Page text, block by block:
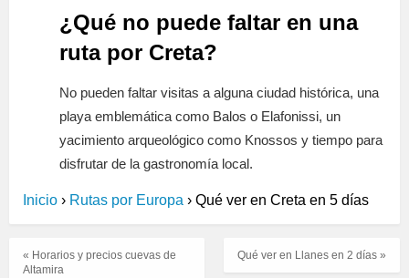
¿Qué no puede faltar en una
ruta por Creta?
No pueden faltar visitas a alguna ciudad histórica, una
playa emblemática como Balos o Elafonissi, un
yacimiento arqueológico como Knossos y tiempo para
disfrutar de la gastronomía local.
Inicio › Rutas por Europa › Qué ver en Creta en 5 días
Qué ver en Llanes en 2 días »
« Horarios y precios cuevas de
Altamira